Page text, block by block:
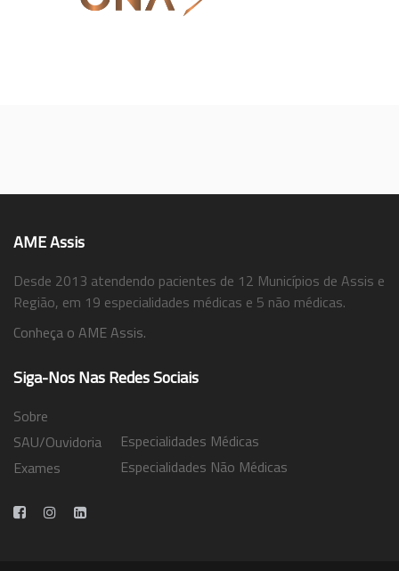
AME Assis
Desde 2013 atendendo pacientes de 12 Municípios de Assis e
Região, em 19 especialidades médicas e 5 não médicas.
Conheça o AME Assis.
Siga-Nos Nas Redes Sociais
Sobre
SAU/Ouvidoria
Exames
Especialidades Médicas
Especialidades Não Médicas